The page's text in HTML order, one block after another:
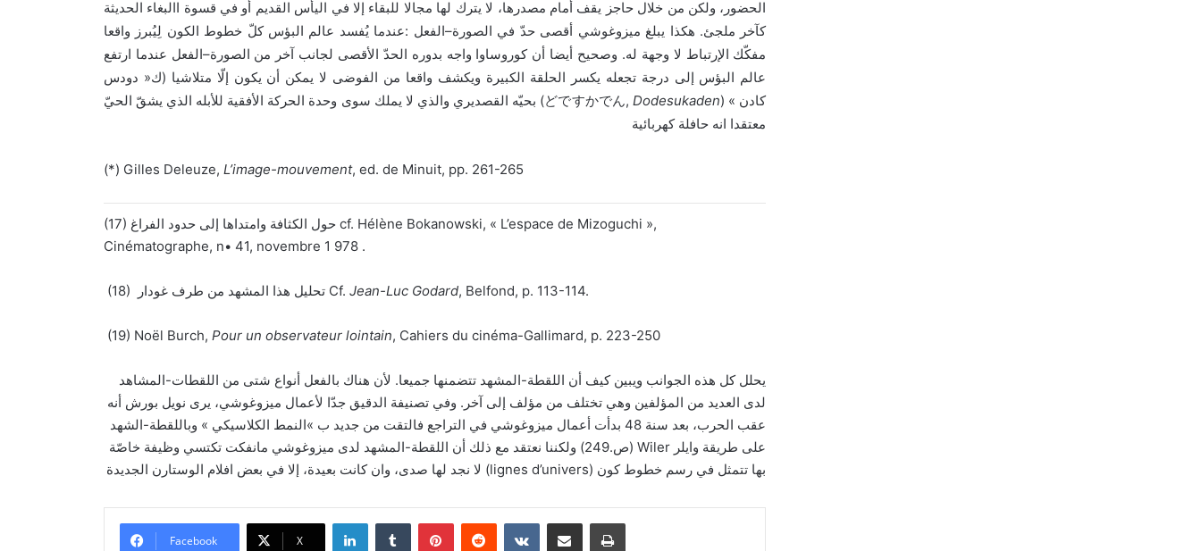
الحضور، ولكن من خلال حاجز يقف أمام مصدرها، لا يترك لها مجالا للبقاء إلا في اليأس القديم أو في قسوة االبغاء الحديثة
كآخر ملجئ. هكذا يبلغ ميزوغوشي أقصى حدّ في الصورة– الفعل :عندما يُفسد عالم البؤس كلّ خطوط الكون لِيُبرز واقعا
مفكّك الإرتباط لا وجهة له. وصحيح أيضا أن كوروساوا واجه بدوره الحدّ الأقصى لجانب آخر من الصورة– الفعل عندما ارتفع
عالم البؤس إلى درجة تجعله يكسر الحلقة الكبيرة ويكشف واقعا من الفوضى لا يمكن أن يكون إلّا متلاشيا (ك« دودس
كادن » (
どですかでん,Dodesukaden
) بحيّه القصديري والذي لا يملك سوى وحدة الحركة الأفقية للأبله الذي يشقّ الحيّ
معتقدا انه حافلة كهربائية
L’image-mouvement, ed. de Minuit, pp. 261-265 (*)
(17) حول الكثافة وامتداها إلى حدود الفراغ cf. Hélène Bokanowski, « L’espace de Mizoguchi »,
Cinématographe, n• 41, novembre 1 978 .
(18) تحليل هذا المشهد من طرف غودار Cf. Jean-Luc Godard, Bel­fond, p. 113-114.
(19) Noël Burch, Pour un observateur lointain, Cahiers du cinéma-Galli­mard, p. 223-250
يحلل كل هذه الجوانب ويبين كيف أن اللقطة-المشهد تتضمنها جميعا. لأن هناك بالفعل أنواع شتى من اللقطات-المشاهد
لدى العديد من المؤلفين وهي تختلف من مؤلف إلى آخر. وفي تصنيفة الدقيق جدّا لأعمال ميزوغوشي، يرى نويل بورش أنه
عقب الحرب، بعد سنة 48 بدأت أعمال ميزوغوشي في التراجع فالتقت من جديد ب »النمط الكلاسيكي » وباللقطة-الشهد
على طريقة وايلر Wiler (ص.249) ولكننا نعتقد مع ذلك أن اللقطة-المشهد لدى ميزوغوشي مانفكت تكتسي وظيفة خاصّة
بها تتمثل في رسم خطوط كون (lignes d’univers) لا نجد لها صدى، وان كانت بعيدة، إلا في بعض افلام الوستارن الجديدة
Facebook X
LinkedinTumblr PinterestReddit VKontaktePartager par email Imprimer